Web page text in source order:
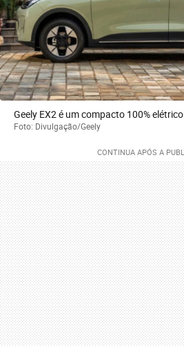
Geely EX2 é um compacto 100% elétrico
Foto: Divulgação/Geely